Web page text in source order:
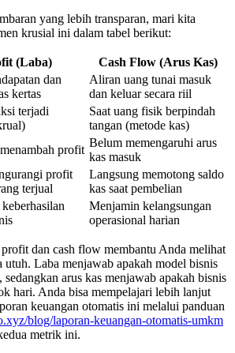
yang lebih transparan, mari kita
krusial ini dalam tabel berikut:
(Laba)
Cash Flow (Arus Kas)
dan
kertas
Aliran uang tunai masuk
dan keluar secara riil
terjadi
Saat uang fisik berpindah
tangan (metode kas)
profit
Belum memengaruhi arus
kas masuk
profit
terjual
Langsung memotong saldo
kas saat pembelian
Menjamin kelangsungan
operasional harian
dan cash flow membantu Anda melihat
utuh. Laba menjawab apakah model bisnis
arus kas menjawab apakah bisnis
hari. Anda bisa mempelajari lebih lanjut
keuangan otomatis ini melalui panduan
blog/laporan-keuangan-otomatis-umkm
metrik ini.